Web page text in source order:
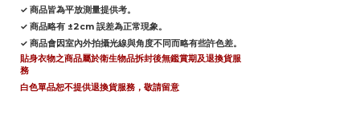
✓ 商品皆為平放測量提供考。
✓ 商品略有 ±2cm 誤差為正常現象。
✓ 商品會因室內外拍攝光線與角度不同而略有些許色差。
貼身衣物之商品屬於衛生物品拆封後無鑑賞期及退換貨服
務
白色單品恕不提供退換貨服務，敬請留意